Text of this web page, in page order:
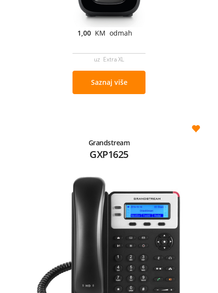
1,00 KM odmah
uz Extra XL
Saznaj više
Grandstream
GXP1625